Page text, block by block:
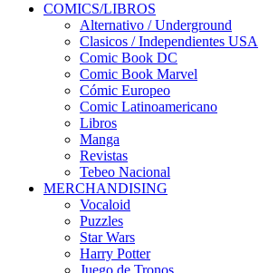
COMICS/LIBROS
Alternativo / Underground
Clasicos / Independientes USA
Comic Book DC
Comic Book Marvel
Cómic Europeo
Comic Latinoamericano
Libros
Manga
Revistas
Tebeo Nacional
MERCHANDISING
Vocaloid
Puzzles
Star Wars
Harry Potter